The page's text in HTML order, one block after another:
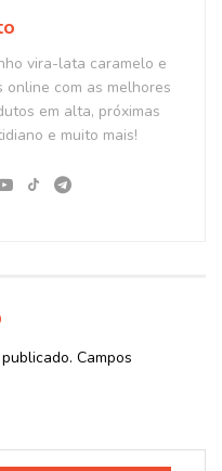
vira-lata caramelo e
online com as melhores
em alta, próximas
e muito mais!
Campos